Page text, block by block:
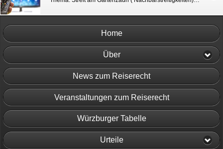
Home
Über
News zum Reiserecht
Veranstaltungen zum Reiserecht
Würzburger Tabelle
Urteile